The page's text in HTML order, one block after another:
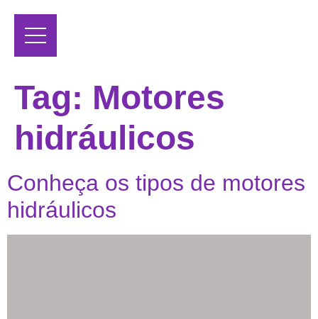
Tag: Motores
hidráulicos
Conheça os tipos de motores
hidráulicos